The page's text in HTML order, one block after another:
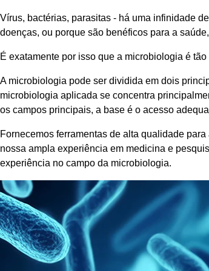
Vírus, bactérias, parasitas - há uma infinidade
doenças, ou porque são benéficos para a
É exatamente por isso que a microbiologia é
A microbiologia pode ser dividida em dois
microbiologia aplicada se concentra
os campos principais, a base é o acesso
Fornecemos ferramentas de alta qualidade
nossa ampla experiência em medicina e
experiência no campo da microbiologia.